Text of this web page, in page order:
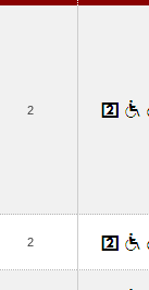
2
2